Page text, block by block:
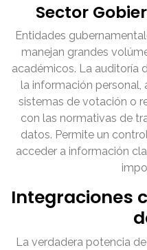
Sector
Entidades
manejan grandes
académicos. La auditoría
la información personal,
sistemas de votación o
con las normativas de
datos. Permite un
acceder a información
Integraciones
La verdadera potencia